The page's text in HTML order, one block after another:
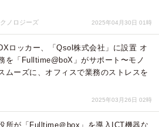
ノロジーズ 2025年04月30日 01時
ロッカー、「Qsol株式会社」に設置 オ
を「Fulltime@boX」がサポート〜モノ
ムーズに、オフィスで業務のストレスを
2025年03月26日 02時
所が「Fulltime＠box」を導入ICT機器な